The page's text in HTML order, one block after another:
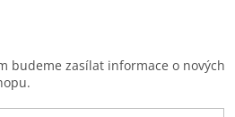
budeme zasílat informace o nových